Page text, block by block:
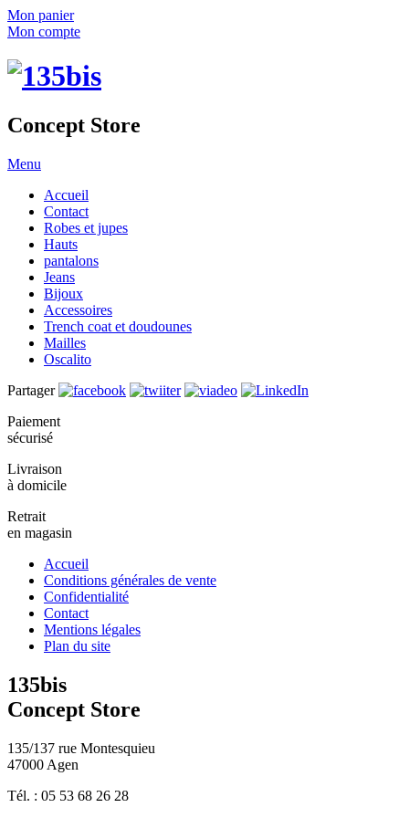
Mon panier
Mon compte
Concept Store
Menu
Accueil
Contact
Robes et jupes
Hauts
pantalons
Jeans
Bijoux
Accessoires
Trench coat et doudounes
Mailles
Oscalito
Partager
Paiement
sécurisé
Livraison
à domicile
Retrait
en magasin
Accueil
Conditions générales de vente
Confidentialité
Contact
Mentions légales
Plan du site
135bis
Concept Store
135/137 rue Montesquieu
47000 Agen
Tél. : 05 53 68 26 28